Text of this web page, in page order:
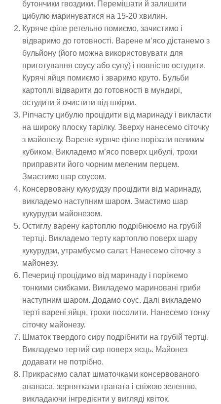
бутончики гвоздики. Перемішати й залишити
цибулю маринуватися на 15-20 хвилин.
Куряче філе ретельно помиємо, зачистимо і
відваримо до готовності. Варене м’ясо дістанемо з
бульйону (його можна використовувати для
приготування соусу або супу) і повністю остудити.
Курячі яйця помиємо і зваримо круто. Бульби
картоплі відварити до готовності в мундирі,
остудити й очистити від шкірки.
Ріпчасту цибулю процідити від маринаду і викласти
на широку плоску тарілку. Зверху нанесемо сіточку
з майонезу. Варене куряче філе порізати великим
кубиком. Викладемо м’ясо поверх цибулі, трохи
приправити його чорним меленим перцем.
Змастимо шар соусом.
Консервовану кукурудзу процідити від маринаду,
викладемо наступним шаром. Змастимо шар
кукурудзи майонезом.
Остиглу варену картоплю подрібнюємо на грубій
тертці. Викладемо терту картоплю поверх шару
кукурудзи, утрамбуємо салат. Нанесемо сіточку з
майонезу.
Печериці процідимо від маринаду і поріжемо
тонкими скибками. Викладемо мариновані гриби
наступним шаром. Додамо соус. Далі викладемо
терті варені яйця, трохи посолити. Нанесемо тонку
сіточку майонезу.
Шматок твердого сиру подрібнити на грубій тертці.
Викладемо тертий сир поверх яєць. Майонез
додавати не потрібно.
Прикрасимо салат шматочками консервованого
ананаса, зернятками граната і свіжою зеленню,
викладаючи інгредієнти у вигляді квіток.